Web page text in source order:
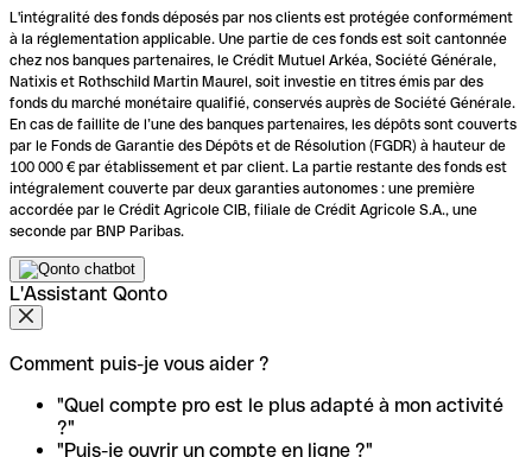
L'intégralité des fonds déposés par nos clients est protégée conformément
à la réglementation applicable. Une partie de ces fonds est soit cantonnée
chez nos banques partenaires, le Crédit Mutuel Arkéa, Société Générale,
Natixis et Rothschild Martin Maurel, soit investie en titres émis par des
fonds du marché monétaire qualifié, conservés auprès de Société Générale.
En cas de faillite de l’une des banques partenaires, les dépôts sont couverts
par le Fonds de Garantie des Dépôts et de Résolution (FGDR) à hauteur de
100 000 € par établissement et par client. La partie restante des fonds est
intégralement couverte par deux garanties autonomes : une première
accordée par le Crédit Agricole CIB, filiale de Crédit Agricole S.A., une
seconde par BNP Paribas.
L'Assistant Qonto
Comment puis-je vous aider ?
"Quel compte pro est le plus adapté à mon activité
?"
"Puis-je ouvrir un compte en ligne ?"